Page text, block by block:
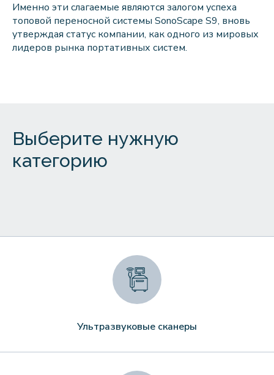
Именно эти слагаемые являются залогом успеха
топовой переносной системы SonoScape S9, вновь
утверждая статус компании, как одного из мировых
лидеров рынка портативных систем.
Выберите нужную
категорию
Ультразвуковые сканеры